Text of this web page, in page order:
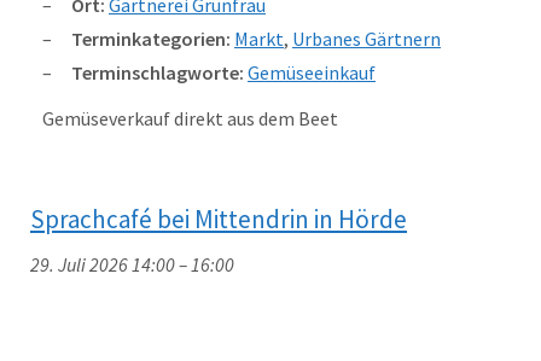
Ort: Gärtnerei Grünfrau
Terminkategorien: Markt, Urbanes Gärtnern
Terminschlagworte: Gemüseeinkauf
Gemüseverkauf direkt aus dem Beet
Sprachcafé bei Mittendrin in Hörde
29. Juli 2026 14:00–16:00